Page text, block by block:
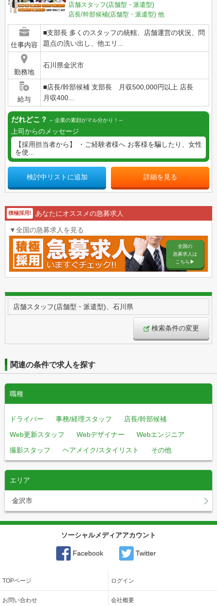
店舗スタッフ(店舗型・派遣型)
店長/幹部候補(店舗型・派遣型) 他
仕事内容
■支部長 多くのスタッフの統轄、店舗運営の状況、問
題点の洗い出し、他エリ...
勤務地
石川県金沢市
給与
■店長/幹部候補 支部長 月収500,000円以上 店長
月収400...
だれどこ？ 企業の素顔がマル分かり！
上司からのメッセージ
【採用担当者から】 ・ご経験者様へ お客様を騙したり、女性
を使...
検討中リストに追加 詳細を見る
積極採用! あなたにオススメの急募求人
▼全国の急募求人を見る
全国の
急募求人は
こちら▶︎
店舗スタッフ(店舗型・派遣型)、石川県
検索条件の変更
関連の条件で求人を探す
職種
ドライバー 事務/経理スタッフ
店長/幹部候補
Web更新スタッフ
Webデザイナー
Webエンジニア
撮影スタッフ
ヘアメイク/スタイリスト その他
エリア
金沢市
ソーシャルメディアアカウント
Facebook Twitter
TOPページ ログイン
お問い合わせ 会社概要